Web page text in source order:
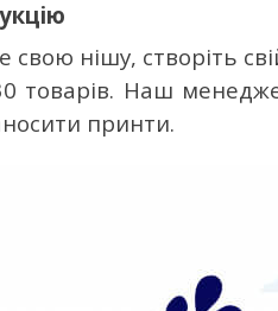
свою нішу, створіть
товарів. Наш
принти.